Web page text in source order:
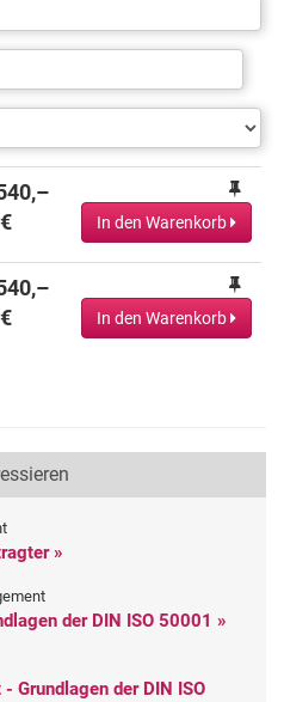
Preis
€
In den Warenkorb
€
In den Warenkorb
»
der DIN ISO 50001 »
Grundlagen der DIN ISO